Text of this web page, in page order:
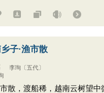
子·渔市散
李珣 〔五代〕
散，渡船稀，越南云树望中